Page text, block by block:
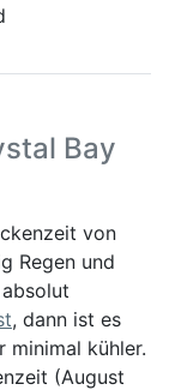
Bay
von
Regen und
, dann ist es
minimal kühler.
(August